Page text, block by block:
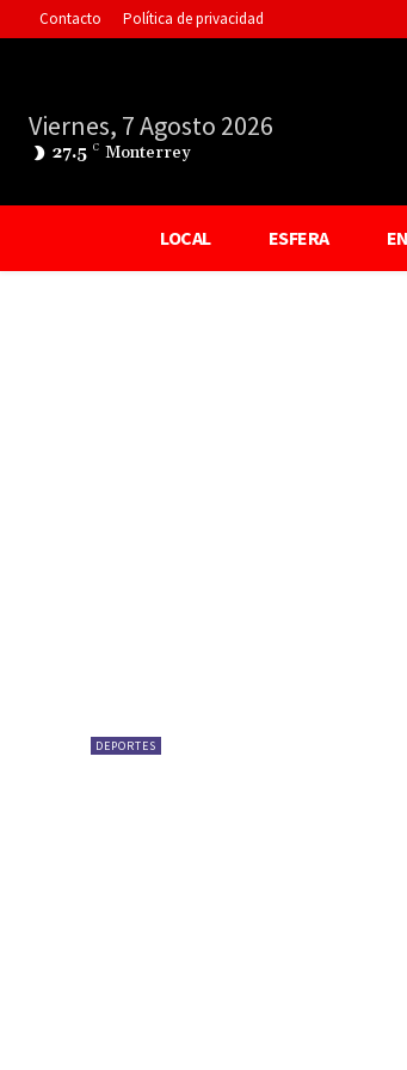
Contacto Política de privacidad
Viernes, 7 Agosto 2026
27.5 C Monterrey
LOCAL ESFERA
DEPORTES